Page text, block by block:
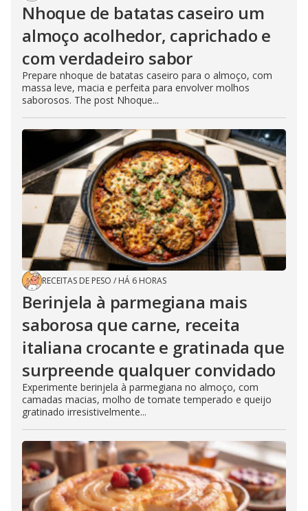
Nhoque de batatas caseiro um
almoço acolhedor, caprichado e
com verdadeiro sabor
Prepare nhoque de batatas caseiro para o almoço, com
massa leve, macia e perfeita para envolver molhos
saborosos. The post Nhoque...
RECEITAS DE PESO / HÁ 6 HORAS
Berinjela à parmegiana mais
saborosa que carne, receita
italiana crocante e gratinada que
surpreende qualquer convidado
Experimente berinjela à parmegiana no almoço, com
camadas macias, molho de tomate temperado e queijo
gratinado irresistivelmente...